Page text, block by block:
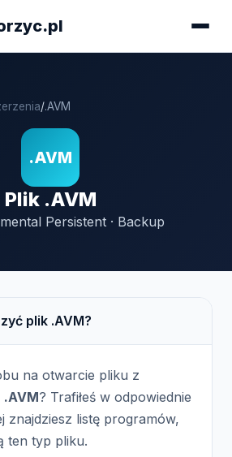
/.AVM
.AVM
Plik .AVM
Persistent · Backup
plik .AVM?
na otwarcie pliku z
.AVM? Trafiłeś w odpowiednie
znajdziesz listę programów,
ten typ pliku.